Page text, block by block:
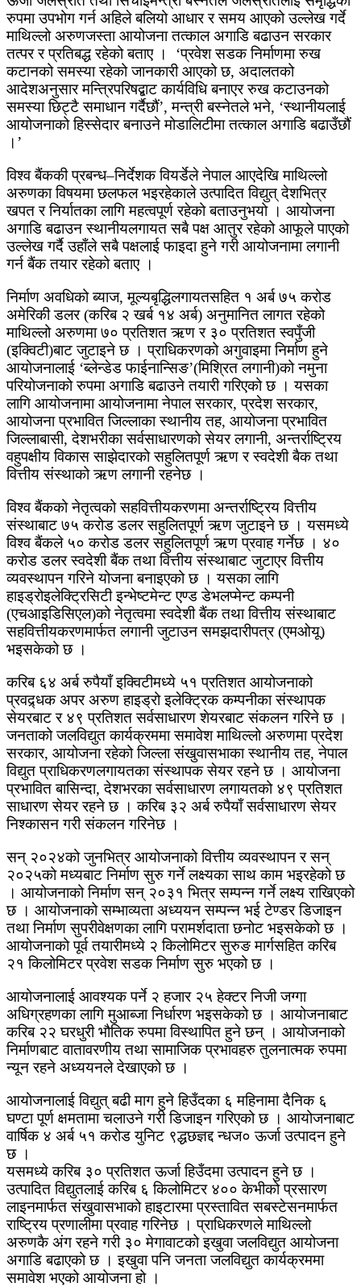
रुपमा उपभोग गर्न अहिले बलियो आधार र समय आएको उल्लेख गर्दे
माथिल्लो अरुणजस्ता आयोजना तत्काल अगाडि बढाउन सरकार
तत्पर र प्रतिबद्ध रहेको बताए । ‘प्रवेश सडक निर्माणमा रुख
कटानको समस्या रहेको जानकारी आएको छ, अदालतको
आदेशअनुसार मन्त्रिपरिषद्बाट कार्यविधि बनाएर रुख कटाउनको
समस्या छिट्टै समाधान गर्दैछौं’, मन्त्री बस्नेतले भने, ‘स्थानीयलाई
आयोजनाको हिस्सेदार बनाउने मोडालिटीमा तत्काल अगाडि बढाउँछौं
।’
विश्व बैंककी प्रबन्ध–निर्देशक वियर्डेले नेपाल आएदेखि माथिल्लो
अरुणका विषयमा छलफल भइरहेकाले उत्पादित विद्युत् देशभित्र
खपत र निर्यातका लागि महत्वपूर्ण रहेको बताउनुभयो । आयोजना
अगाडि बढाउन स्थानीयलगायत सबै पक्ष आतुर रहेको आफूले पाएको
उल्लेख गर्दै उहाँले सबै पक्षलाई फाइदा हुने गरी आयोजनामा लगानी
गर्न बैंक तयार रहेको बताए ।
निर्माण अवधिको ब्याज, मूल्यबृद्धिलगायतसहित १ अर्ब ७५ करोड
अमेरिकी डलर (करिब २ खर्ब १४ अर्ब) अनुमानित लागत रहेको
माथिल्लो अरुणमा ७० प्रतिशत ऋण र ३० प्रतिशत स्वपुँजी
(इक्विटी)बाट जुटाइने छ । प्राधिकरणको अगुवाइमा निर्माण हुने
आयोजनालाई ‘ब्लेन्डेड फाईनान्सिङ’(मिश्रित लगानी)को नमुना
परियोजनाको रुपमा अगाडि बढाउने तयारी गरिएको छ । यसका
लागि आयोजनामा आयोजनामा नेपाल सरकार, प्रदेश सरकार,
आयोजना प्रभावित जिल्लाका स्थानीय तह, आयोजना प्रभावित
जिल्लाबासी, देशभरीका सर्वसाधारणको सेयर लगानी, अन्तर्राष्ट्रिय
वहुपक्षीय विकास साझेदारको सहुलितपूर्ण ऋण र स्वदेशी बैक तथा
वित्तीय संस्थाको ऋण लगानी रहनेछ ।
विश्व बैंकको नेतृत्वको सहवित्तीयकरणमा अन्तर्राष्ट्रिय वित्तीय
संस्थाबाट ७५ करोड डलर सहुलितपूर्ण ऋण जुटाइने छ । यसमध्ये
विश्व बैंकले ५० करोड डलर सहुलितपूर्ण ऋण प्रवाह गर्नेछ । ४०
करोड डलर स्वदेशी बैंक तथा वित्तीय संस्थाबाट जुटाएर वित्तीय
व्यवस्थापन गरिने योजना बनाइएको छ । यसका लागि
हाइड्रोइलेक्ट्रिसिटी इन्भेष्टमेन्ट एण्ड डेभलप्मेन्ट कम्पनी
(एचआइडिसिएल)को नेतृत्वमा स्वदेशी बैंक तथा वित्तीय संस्थाबाट
सहवित्तीयकरणमार्फत लगानी जुटाउन समझदारीपत्र (एमओयू)
भइसकेको छ ।
करिब ६४ अर्ब रुपैयाँ इक्विटीमध्ये ५१ प्रतिशत आयोजनाको
प्रवद्र्धक अपर अरुण हाइड्रो इलेक्ट्रिक कम्पनीका संस्थापक
सेयरबाट र ४९ प्रतिशत सर्वसाधारण शेयरबाट संकलन गरिने छ ।
जनताको जलविद्युत कार्यक्रममा समावेश माथिल्लो अरुणमा प्रदेश
सरकार, आयोजना रहेको जिल्ला संखुवासभाका स्थानीय तह, नेपाल
विद्युत प्राधिकरणलगायतका संस्थापक सेयर रहने छ । आयोजना
प्रभावित बासिन्दा, देशभरका सर्वसाधारण लगायतको ४९ प्रतिशत
साधारण सेयर रहने छ । करिब ३२ अर्ब रुपैयाँ सर्वसाधारण सेयर
निश्कासन गरी संकलन गरिनेछ ।
सन् २०२४को जुनभित्र आयोजनाको वित्तीय व्यवस्थापन र सन्
२०२५को मध्यबाट निर्माण सुरु गर्ने लक्ष्यका साथ काम भइरहेको छ
। आयोजनाको निर्माण सन् २०३१ भित्र सम्पन्न गर्ने लक्ष्य राखिएको
छ । आयोजनाको सम्भाव्यता अध्ययन सम्पन्न भई टेण्डर डिजाइन
तथा निर्माण सुपरीवेक्षणका लागि परामर्शदाता छनोट भइसकेको छ ।
आयोजनाको पूर्व तयारीमध्ये २ किलोमिटर सुरुङ मार्गसहित करिब
२१ किलोमिटर प्रवेश सडक निर्माण सुरु भएको छ ।
आयोजनालाई आवश्यक पर्ने २ हजार २५ हेक्टर निजी जग्गा
अधिग्रहणका लागि मुआब्जा निर्धारण भइसकेको छ । आयोजनाबाट
करिब २२ घरधुरी भौतिक रुपमा विस्थापित हुने छन् । आयोजनाको
निर्माणबाट वातावरणीय तथा सामाजिक प्रभावहरु तुलनात्मक रुपमा
न्यून रहने अध्ययनले देखाएको छ ।
आयोजनालाई विद्युत् बढी माग हुने हिउँदका ६ महिनामा दैनिक ६
घण्टा पूर्ण क्षमतामा चलाउने गरी डिजाइन गरिएको छ । आयोजनाबाट
वार्षिक ४ अर्ब ५१ करोड युनिट ९द्धछज्ञद्द न्धज० ऊर्जा उत्पादन हुने
छ ।
यसमध्ये करिब ३० प्रतिशत ऊर्जा हिउँदमा उत्पादन हुने छ ।
उत्पादित विद्युतलाई करिब ६ किलोमिटर ४०० केभीको प्रसारण
लाइनमार्फत संखुवासभाको हाइटारमा प्रस्तावित सबस्टेसनमार्फत
राष्ट्रिय प्रणालीमा प्रवाह गरिनेछ । प्राधिकरणले माथिल्लो
अरुणकै अंग रहने गरी ३० मेगावाटको इखुवा जलविद्युत आयोजना
अगाडि बढाएको छ । इखुवा पनि जनता जलविद्युत कार्यक्रममा
समावेश भएको आयोजना हो ।